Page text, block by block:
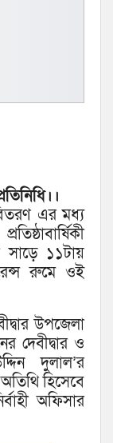
বিতরণ এর মধ্য
সাড়ে ১১টায়
রুমে ওই
উপজেলা
দেবীদ্বার ও
দুলাল’র
হিসেবে
অফিসার